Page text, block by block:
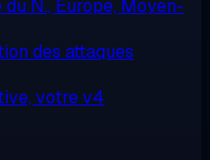
N., Europe, Moyen-
des attaques
votre v4